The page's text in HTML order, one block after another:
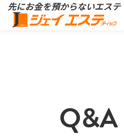
ジェイエステ。
払い方法で決済した場合。
私た
Q&A